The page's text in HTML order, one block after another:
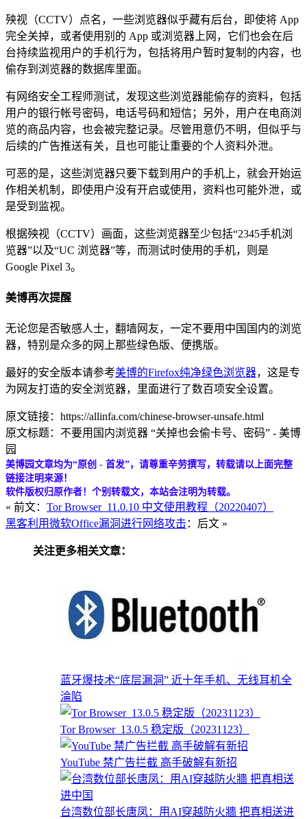
殃视（CCTV）点名，一些浏览器似乎藏有后台，即使将 App
完全关掉，或者使用别的 App 或浏览器上网，它们也会在后
台持续监视用户的手机行为，包括将用户暂时复制的内容，也
偷存到浏览器的数据库里面。
有网络安全工程师测试，发现这些浏览器能偷存的资料，包括
用户的银行帐号密码，电话号码和短信；另外，用户在电商浏
览的商品内容，也会被完整记录。尽管用意仍不明，但似乎与
后续的广告推送有关，且也可能让重要的个人资料外泄。
可恶的是，这些浏览器只要下载到用户的手机上，就会开始运
作相关机制，即使用户没有开启或使用，资料也可能外泄，或
是受到监视。
根据殃视（CCTV）画面，这些浏览器至少包括“2345手机浏
览器”以及“UC 浏览器”等，而测试时使用的手机，则是
Google Pixel 3。
美博再次提醒
无论您是否敏感人士，翻墙网友，一定不要用中国国内的浏览
器，特别是众多的网上那些绿色版、便携版。
最好的安全版本请参考美博的Firefox纯净绿色浏览器，这是专
为网友打造的安全浏览器，里面进行了数百项安全设置。
原文链接：https://allinfa.com/chinese-browser-unsafe.html
原文标题：不要用国内浏览器 “关掉也会偷卡号、密码” - 美博
园
美博园文章均为“原创 - 首发”，请尊重辛劳撰写，转载请以上面完整
链接注明来源！
软件版权归原作者！个别转载文，本站会注明为转载。
« 前文： Tor Browser_11.0.10 中文使用教程（20220407）
黑客利用微软Office漏洞进行网络攻击 ：后文 »
关注更多相关文章：
蓝牙爆技术“底层漏洞” 近十年手机、无线耳机全
淪陷
Tor Browser_13.0.5 稳定版（20231123）
YouTube 禁广告拦截 高手破解有新招
台湾数位部长唐凤：用AI穿越防火牆 把真相送进